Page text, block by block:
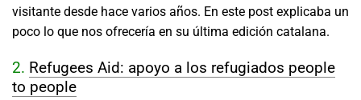
visitante desde hace varios años. En este post explicaba un
poco lo que nos ofrecería en su última edición catalana.
2. Refugees Aid: apoyo a los refugiados people
to people